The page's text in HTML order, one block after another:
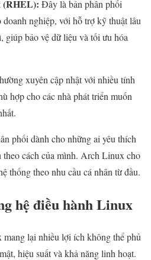
(RHEL): Đây là bản phân phối
nghiệp, với hỗ trợ kỹ thuật lâu
giúp bảo vệ dữ liệu và tối ưu hóa
xuyên cập nhật với nhiều tính
hợp cho các nhà phát triển muốn
phối dành cho những ai yêu thích
cách của mình. Arch Linux cho
thống theo nhu cầu cá nhân từ đầu.
hệ điều hành Linux
lại nhiều lợi ích không thể phủ
hiệu suất và khả năng linh hoạt.